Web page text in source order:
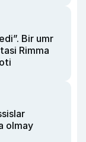
Bir umr
Rimma
olmay